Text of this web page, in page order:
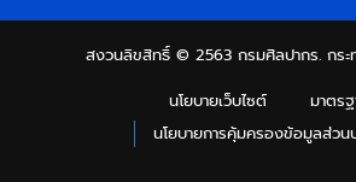
สงวนลิขสิทธิ์ © 2563 กรมศิลปากร. กร
นโยบายเว็บไซต์
มาตร
นโยบายการคุ้มครองข้อมูลส่วน